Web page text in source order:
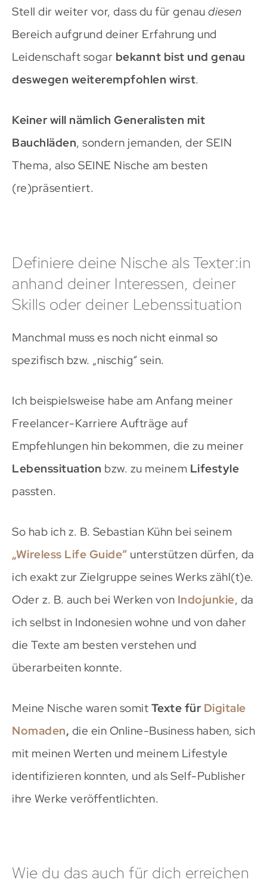
Stell dir weiter vor, dass du für genau diesen
Bereich aufgrund deiner Erfahrung und
Leidenschaft sogar bekannt bist und genau
deswegen weiterempfohlen wirst.
Keiner will nämlich Generalisten mit
Bauchläden, sondern jemanden, der SEIN
Thema, also SEINE Nische am besten
(re)präsentiert.
Definiere deine Nische als Texter:in
anhand deiner Interessen, deiner
Skills oder deiner Lebenssituation
Manchmal muss es noch nicht einmal so
spezifisch bzw. „nischig“ sein.
Ich beispielsweise habe am Anfang meiner
Freelancer-Karriere Aufträge auf
Empfehlungen hin bekommen, die zu meiner
Lebenssituation bzw. zu meinem Lifestyle
passten.
So hab ich z. B. Sebastian Kühn bei seinem
„Wireless Life Guide“ unterstützen dürfen, da
ich exakt zur Zielgruppe seines Werks zähl(t)e.
Oder z. B. auch bei Werken von Indojunkie, da
ich selbst in Indonesien wohne und von daher
die Texte am besten verstehen und
überarbeiten konnte.
Meine Nische waren somit Texte für Digitale
Nomaden, die ein Online-Business haben, sich
mit meinen Werten und meinem Lifestyle
identifizieren konnten, und als Self-Publisher
ihre Werke veröffentlichten.
Wie du das auch für dich erreichen